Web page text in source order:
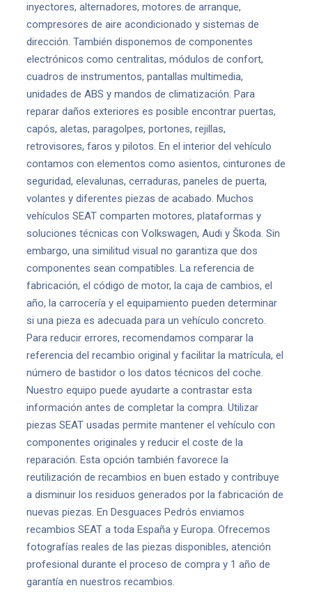
inyectores, alternadores, motores de arranque,
compresores de aire acondicionado y sistemas de
dirección. También disponemos de componentes
electrónicos como centralitas, módulos de confort,
cuadros de instrumentos, pantallas multimedia,
unidades de ABS y mandos de climatización. Para
reparar daños exteriores es posible encontrar puertas,
capós, aletas, paragolpes, portones, rejillas,
retrovisores, faros y pilotos. En el interior del vehículo
contamos con elementos como asientos, cinturones de
seguridad, elevalunas, cerraduras, paneles de puerta,
volantes y diferentes piezas de acabado. Muchos
vehículos SEAT comparten motores, plataformas y
soluciones técnicas con Volkswagen, Audi y Škoda. Sin
embargo, una similitud visual no garantiza que dos
componentes sean compatibles. La referencia de
fabricación, el código de motor, la caja de cambios, el
año, la carrocería y el equipamiento pueden determinar
si una pieza es adecuada para un vehículo concreto.
Para reducir errores, recomendamos comparar la
referencia del recambio original y facilitar la matrícula, el
número de bastidor o los datos técnicos del coche.
Nuestro equipo puede ayudarte a contrastar esta
información antes de completar la compra. Utilizar
piezas SEAT usadas permite mantener el vehículo con
componentes originales y reducir el coste de la
reparación. Esta opción también favorece la
reutilización de recambios en buen estado y contribuye
a disminuir los residuos generados por la fabricación de
nuevas piezas. En Desguaces Pedrós enviamos
recambios SEAT a toda España y Europa. Ofrecemos
fotografías reales de las piezas disponibles, atención
profesional durante el proceso de compra y 1 año de
garantía en nuestros recambios.